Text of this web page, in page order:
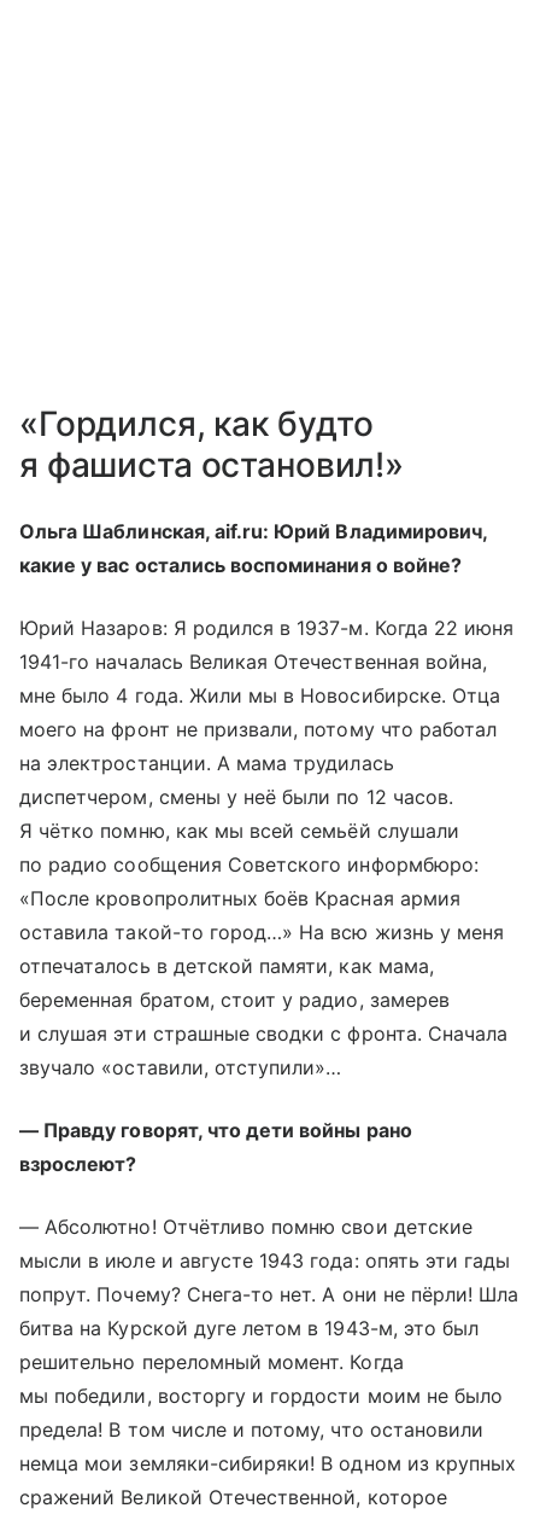
«Гордился, как будто
я фашиста остановил!»
Ольга Шаблинская, aif.ru:​ Юрий Владимирович,
какие у вас остались воспоминания о войне?
Юрий Назаров: Я родился в 1937-м. Когда 22 июня
1941-го началась Великая Отечественная война,
мне было 4 года. Жили мы в Новосибирске. Отца
моего на фронт не призвали, потому что работал
на электростанции. А мама трудилась
диспетчером, смены у неё были по 12 часов.
Я чётко помню, как мы всей семьёй слушали
по радио сообщения Советского информбюро:
«После кровопролитных боёв Красная армия
оставила такой-то город…» На всю жизнь у меня
отпечаталось в детской памяти, как мама,
беременная братом, стоит у радио, замерев
и слушая эти страшные сводки с фронта. Сначала
звучало «оставили, отступили»…
— Правду говорят, что дети войны рано
взрослеют?
— Абсолютно! Отчётливо помню свои детские
мысли в июле и августе 1943 года: опять эти гады
попрут. Почему? Снега-то нет. А они не пёрли! Шла
битва на Курской дуге летом в 1943-м, это был
решительно переломный момент. Когда
мы победили, восторгу и гордости моим не было
предела! В том числе и потому, что остановили
немца мои земляки-сибиряки! В одном из крупных
сражений Великой Отечественной, которое